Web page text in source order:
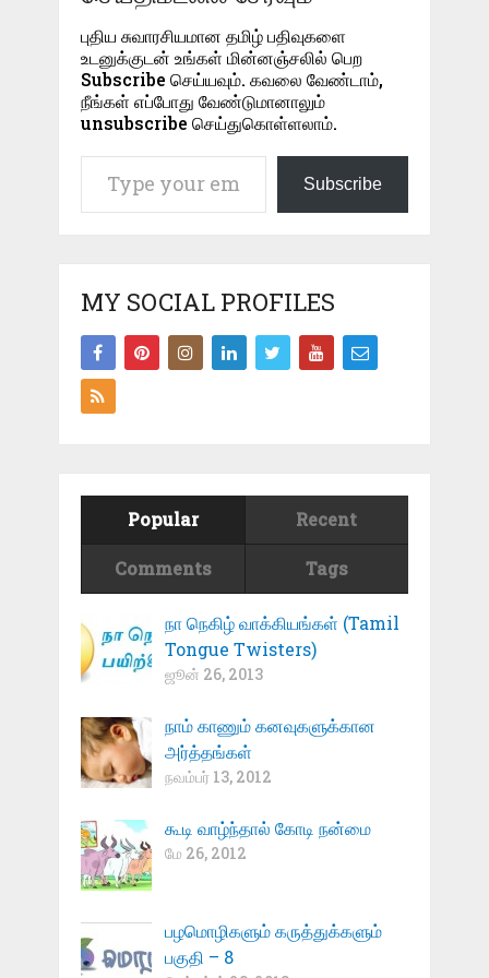
புதிய சுவாரசியமான தமிழ் பதிவுகளை
உடனுக்குடன் உங்கள் மின்னஞ்சலில் பெற
Subscribe செய்யவும். கவலை வேண்டாம்,
நீங்கள் எப்போது வேண்டுமானாலும்
unsubscribe செய்துகொள்ளலாம்.
Type your email…
Subscribe
MY SOCIAL PROFILES
Popular Recent
Comments Tags
நா நெகிழ் வாக்கியங்கள் (Tamil
Tongue Twisters)
ஜூன் 26, 2013
நாம் காணும் கனவுகளுக்கான
அர்த்தங்கள்
நவம்பர் 13, 2012
கூடி வாழ்ந்தால் கோடி நன்மை
மே 26, 2012
பழமொழிகளும் கருத்துக்களும்
பகுதி – 8